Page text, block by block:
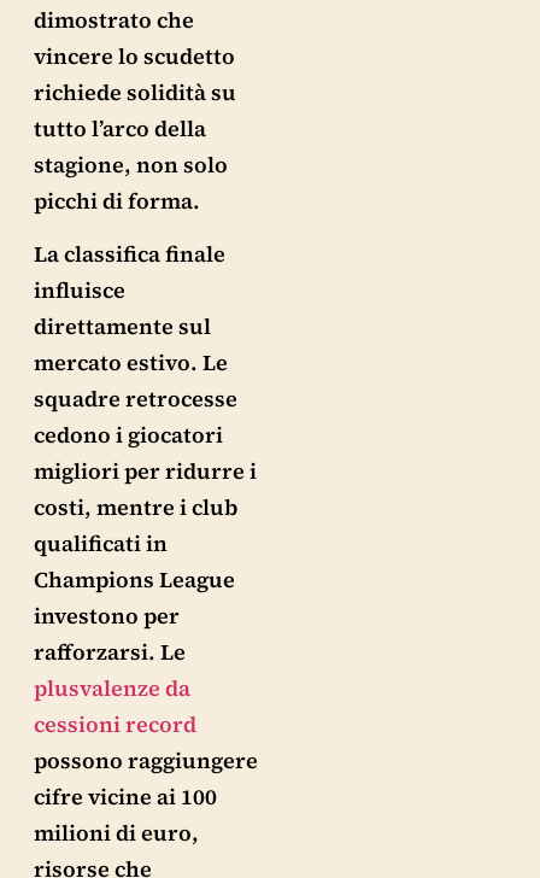
dimostrato che
vincere lo scudetto
richiede solidità su
tutto l’arco della
stagione, non solo
picchi di forma.
La classifica finale
influisce
direttamente sul
mercato estivo. Le
squadre retrocesse
cedono i giocatori
migliori per ridurre i
costi, mentre i club
qualificati in
Champions League
investono per
rafforzarsi. Le
plusvalenze da
cessioni record
possono raggiungere
cifre vicine ai 100
milioni di euro,
risorse che